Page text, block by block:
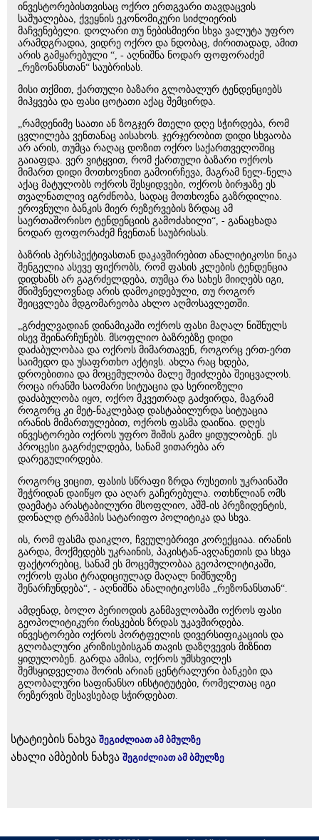
ინვესტორებისთვისაც ოქრო ერთგვარი თავდაცვის
საშუალებაა, ქვეყნის ეკონომიკური სიძლიერის
მაჩვენებელი. დოლარი თუ ნებისმიერი სხვა ვალუტა უფრო
არამდგრადია, ვიდრე ოქრო და ნდობაც, ძირითადად, ამით
არის გამყარებული “, - აღნიშნა ნოდარ ფოფორაძემ
„რეზონანსთან“ საუბრისას.
მისი თქმით, ქართული ბაზარი გლობალურ ტენდენციებს
მიჰყვება და ფასი ცოტათი აქაც შემცირდა.
„რამდენიმე საათი ან ზოგჯერ მთელი დღე სჭირდება, რომ
ცვლილება ვენთანაც აისახოს. ჯერჯერობით დიდი სხვაობა
არ არის, თუმცა რაღაც დოზით ოქრო საქართველოშიც
გაიაფდა. ვერ ვიტყვით, რომ ქართული ბაზარი ოქროს
მიმართ დიდი მოთხოვნით გამოირჩევა, მაგრამ ნელ-ნელა
აქაც მატულობს ოქროს შესყიდვები, ოქროს ბირჟაზე ეს
თვალნათლივ იგრძნობა, სადაც მოთხოვნა გაზრდილია.
ეროვნული ბანკის მიერ რეზერვების ზრდაც ამ
საერთაშორისო ტენდენციის გამოძახილი“, - განაცხადა
ნოდარ ფოფორაძემ ჩვენთან საუბრისას.
ბაზრის პერსპექტივასთან დაკავშირებით ანალიტიკოსი ნიკა
შენგელია ასევე ფიქრობს, რომ ფასის კლების ტენდენცია
დიდხანს არ გაგრძელდება, თუმცა რა სახეს მიიღებს იგი,
მნიშვნელოვნად არის დამოკიდებული, თუ როგორ
შეიცვლება მდგომარეობა ახლო აღმოსავლეთში.
„გრძელვადიან დინამიკაში ოქროს ფასი მაღალ ნიშნულს
ისევ შეინარჩუნებს. მსოფლიო ბაზრებზე დიდი
დაძაბულობაა და ოქროს მიმართავენ, როგორც ერთ-ერთ
საიმედო და უსაფრთხო აქტივს. ახლა რაც ხდება,
დროებითია და მოცემულობა მალე შეიძლება შეიცვალოს.
როცა ირანში საომარი სიტუაცია და სერიოზული
დაძაბულობა იყო, ოქრო მკვეთრად გაძვირდა, მაგრამ
როგორც კი მეტ-ნაკლებად დასტაბილურდა სიტუაცია
ირანის მიმართულებით, ოქროს ფასმა დაიწია. დღეს
ინვესტორები ოქროს უფრო შიშის გამო ყიდულობენ. ეს
პროცესი გაგრძელდება, სანამ ვითარება არ
დარეგულირდება.
როგორც ვიცით, ფასის სწრაფი ზრდა რუსეთის უკრაინაში
შეჭრიდან დაიწყო და აღარ გაჩერებულა. ოთხწლიან ომს
დაემატა არასტაბილური მსოფლიო, აშშ-ის პრეზიდენტის,
დონალდ ტრამპის სატარიფო პოლიტიკა და სხვა.
ის, რომ ფასმა დაიკლო, ჩვეულებრივი კორექციაა. ირანის
გარდა, მოქმედებს უკრაინის, პაკისტან-ავღანეთის და სხვა
ფაქტორებიც, სანამ ეს მოცემულობაა გეოპოლიტიკაში,
ოქროს ფასი ტრადიციულად მაღალ ნიშნულზე
შენარჩუნდება“, - აღნიშნა ანალიტიკოსმა „რეზონანსთან“.
ამდენად, ბოლო პერიოდის განმავლობაში ოქროს ფასი
გეოპოლიტიკური რისკების ზრდას უკავშირდება.
ინვესტორები ოქროს პორტფელის დივერსიფიკაციის და
გლობალური კრიზისებისგან თავის დაზღვევის მიზნით
ყიდულობენ. გარდა ამისა, ოქროს უმსხვილეს
შემსყიდველთა შორის არიან ცენტრალური ბანკები და
გლობალური საფინანსო ინსტიტუტები, რომელთაც იგი
რეზერვის შესავსებად სჭირდებათ.
სტატიების ნახვა შეგიძლიათ ამ ბმულზე
ახალი ამბების ნახვა შეგიძლიათ ამ ბმულზე